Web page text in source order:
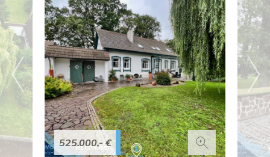
525.000,- €